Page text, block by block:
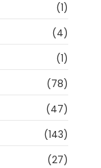
(1)
(4)
(1)
(78)
(47)
(143)
(27)